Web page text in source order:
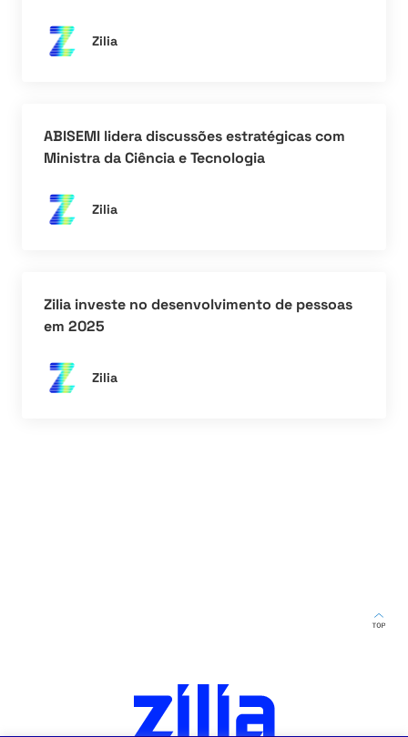
Zilia
ABISEMI lidera discussões estratégicas com
Ministra da Ciência e Tecnologia
Zilia
Zilia investe no desenvolvimento de pessoas
em 2025
Zilia